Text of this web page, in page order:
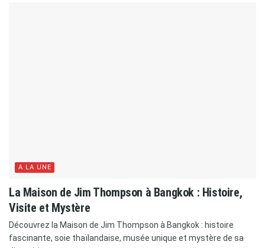
A LA UNE
La Maison de Jim Thompson à Bangkok : Histoire,
Visite et Mystère
Découvrez la Maison de Jim Thompson à Bangkok : histoire
fascinante, soie thaïlandaise, musée unique et mystère de sa